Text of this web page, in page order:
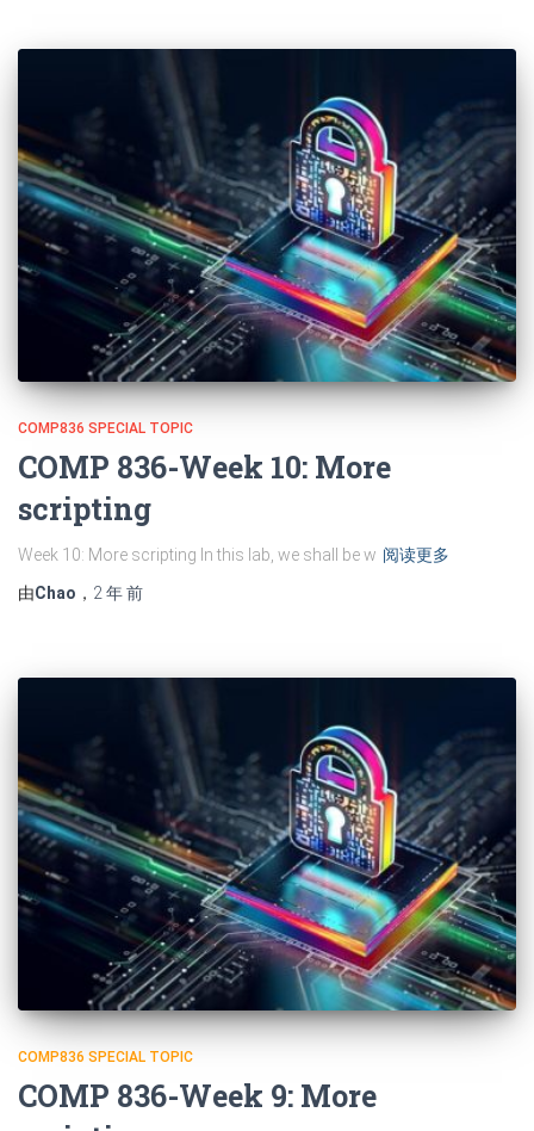
COMP836 SPECIAL TOPIC
COMP 836-Week 10: More
scripting
Week 10: More scripting In this lab, we shall be w 阅读更多
由Chao ， 2 年前
COMP836 SPECIAL TOPIC
COMP 836-Week 9: More